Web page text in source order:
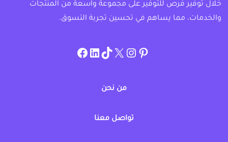
خلال توفير فرص للتوفير على مجموعة واسعة من المنتجات
والخدمات، مما يساهم في تحسين تجربة التسوق.
pinterest
allcouponat
twitter
TikTok
linkedin
facebook
من نحن
تواصل معنا